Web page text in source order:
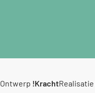
Ontwerp !KrachtRealisatie